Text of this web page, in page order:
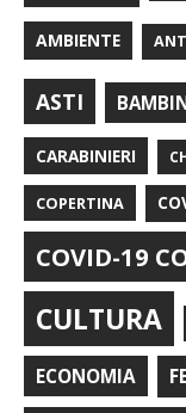
AMBIENTE
ASTI
CARABINIERI
COPERTINA
COVID-19
CULTURA
ECONOMIA